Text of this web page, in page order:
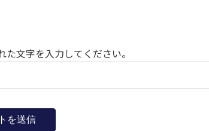
た文字を入力してください。